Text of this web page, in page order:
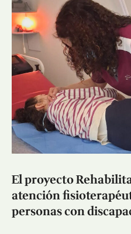
El proyecto
atención
personas con